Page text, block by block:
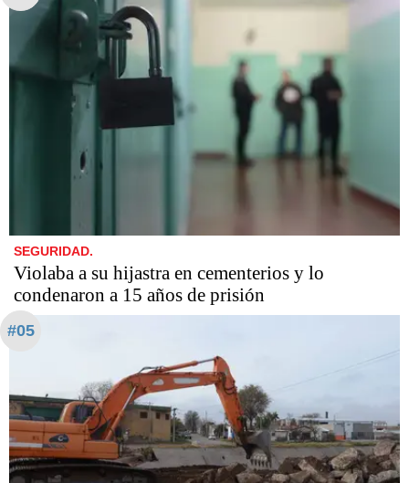
SEGURIDAD.
Violaba a su hijastra en cementerios y lo
condenaron a 15 años de prisión
#05